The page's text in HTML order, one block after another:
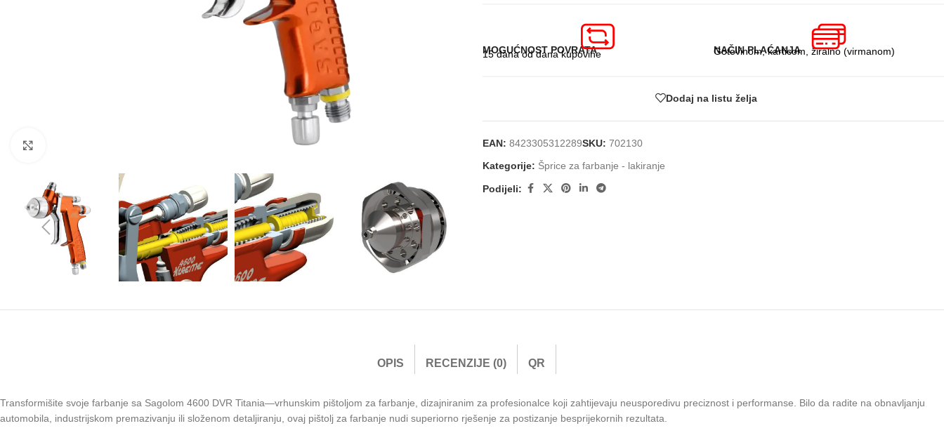
MOGUĆNOST POVRATA
15 dana od dana kupovine NAČIN PLAĆANJA
Gotovinom, karticom, žiralno (virmanom)
Dodaj na listu želja
EAN: 8423305312289SKU: 702130
Kategorije: Šprice za farbanje - lakiranje
Podijeli:
OPIS RECENZIJE (0) QR
Transformišite svoje farbanje sa Sagolom 4600 DVR Titania—vrhunskim pištoljom za farbanje, dizajniranim za profesionalce koji zahtijevaju neusporedivu preciznost i performanse. Bilo da radite na obnavljanju
automobila, industrijskom premazivanju ili složenom detaljiranju, ovaj pištolj za farbanje nudi superiorno rješenje za postizanje besprijekornih rezultata.